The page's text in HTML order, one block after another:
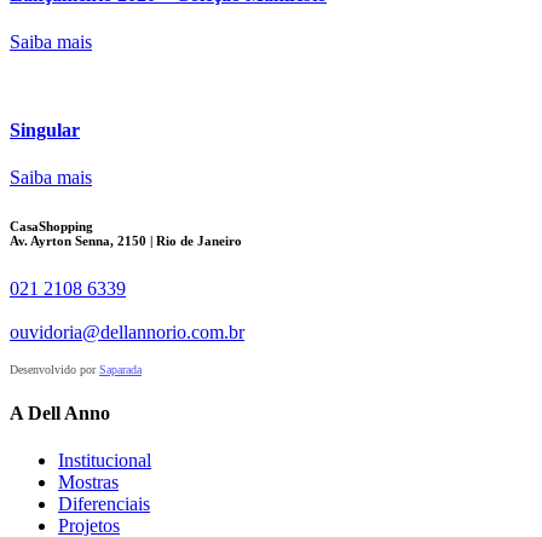
Saiba mais
Singular
Saiba mais
CasaShopping
Av. Ayrton Senna, 2150 | Rio de Janeiro
021 2108 6339
ouvidoria@dellannorio.com.br
Desenvolvido porSaparada
A Dell Anno
Institucional
Mostras
Diferenciais
Projetos